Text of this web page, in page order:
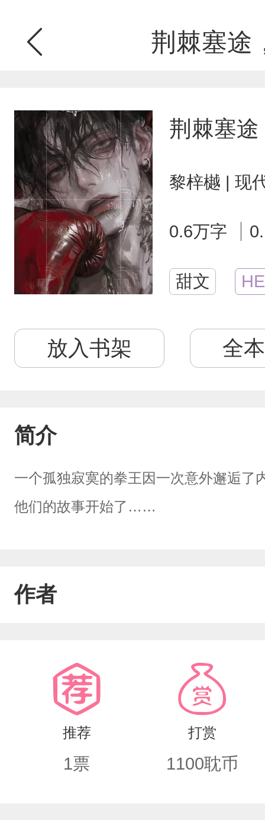
荆棘塞途
荆棘塞
黎梓樾 | 现
0.6万字
甜文 HE
放入书架 全
简介
一个孤独寂寞的拳王因一次意外邂逅了
他们的故事开始了……
作者
推荐
1票
打赏
1100耽币